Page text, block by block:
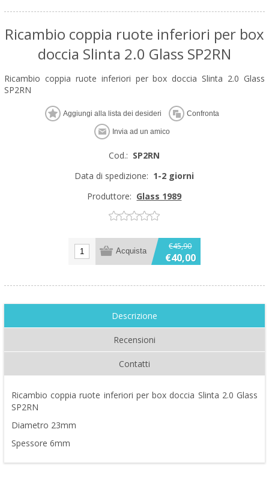
Ricambio coppia ruote inferiori per box
doccia Slinta 2.0 Glass SP2RN
Ricambio coppia ruote inferiori per box doccia Slinta 2.0 Glass
SP2RN
Cod.: SP2RN
Data di spedizione: 1-2 giorni
Produttore: Glass 1989
€45,90
€40,00
Descrizione
Recensioni
Contatti
Ricambio coppia ruote inferiori per box doccia Slinta 2.0 Glass
SP2RN
Diametro 23mm
Spessore 6mm